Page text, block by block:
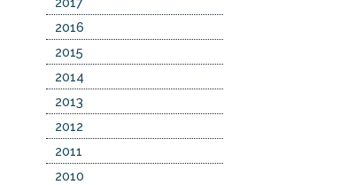
2016
2015
2014
2013
2012
2011
2010